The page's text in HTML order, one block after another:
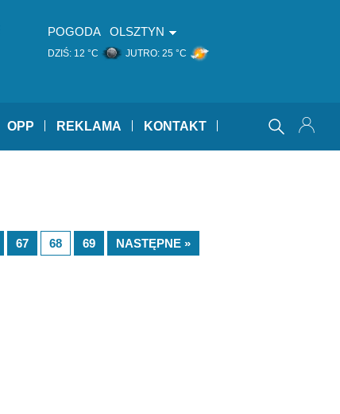
POGODA OLSZTYN
DZIŚ: 12 °C JUTRO: 25 °C
OPP REKLAMA KONTAKT
67 68 69 NASTĘPNE »